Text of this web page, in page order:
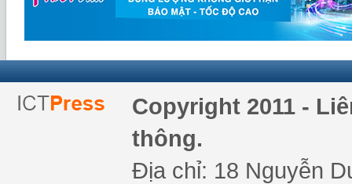
Copyright 2011 -
thông.
Địa chỉ: 18 Nguyễn